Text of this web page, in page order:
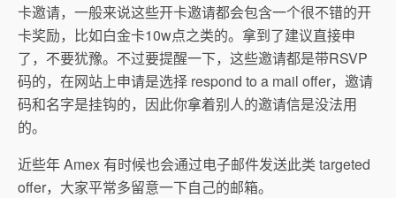
卡邀请，一般来说这些开卡邀请都会包含一个很不错的开
卡奖励，比如白金卡10w点之类的。拿到了建议直接申
了，不要犹豫。不过要提醒一下，这些邀请都是带RSVP
码的，在网站上申请是选择 respond to a mail offer，邀请
码和名字是挂钩的，因此你拿着别人的邀请信是没法用
的。
近些年 Amex 有时候也会通过电子邮件发送此类 targeted
offer，大家平常多留意一下自己的邮箱。